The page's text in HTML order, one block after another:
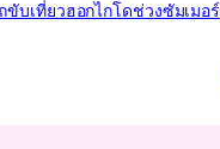
ขับเที่ยวฮอกไกโดช่วงซัมเมอร์